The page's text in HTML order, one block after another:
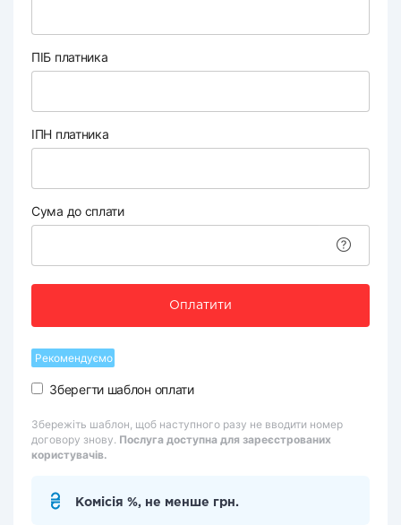
ПІБ платника
ІПН платника
Сума до сплати
Оплатити
Рекомендуємо
Зберегти шаблон оплати
Збережіть шаблон, щоб наступного разу не вводити номер
договору знову. Послуга доступна для зареєстрованих
користувачів.
Комісія %, не менше грн.